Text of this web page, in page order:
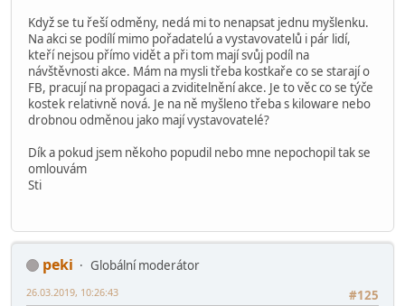
Když se tu řeší odměny, nedá mi to nenapsat jednu myšlenku.
Na akci se podílí mimo pořadatelú a vystavovatelů i pár lidí,
kteří nejsou přímo vidět a při tom mají svůj podíl na
návštěvnosti akce. Mám na mysli třeba kostkaře co se starají o
FB, pracují na propagaci a zviditelnění akce. Je to věc co se týče
kostek relativně nová. Je na ně myšleno třeba s kiloware nebo
drobnou odměnou jako mají vystavovatelé?
Dík a pokud jsem někoho popudil nebo mne nepochopil tak se
omlouvám
Sti
peki
Globální moderátor
#125
26.03.2019, 10:26:43